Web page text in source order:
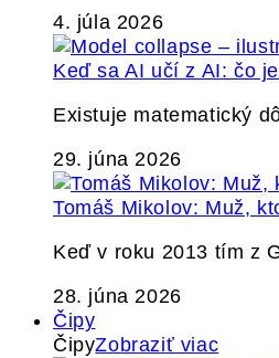
4. júla 2026
Keď sa AI učí z AI: čo
Existuje matematický
29. júna 2026
Tomáš Mikolov: Muž,
Keď v roku 2013 tím z
28. júna 2026
Čipy
ČipyZobraziť viac